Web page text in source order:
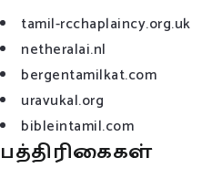
tamil-rcchaplaincy.org.uk
netheralai.nl
bergentamilkat.com
uravukal.org
bibleintamil.com
பத்திரிகைகள்